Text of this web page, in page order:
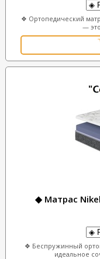
❖ Ортопедический
—
◆ Матрас
❖ Беспружинный
идеальное